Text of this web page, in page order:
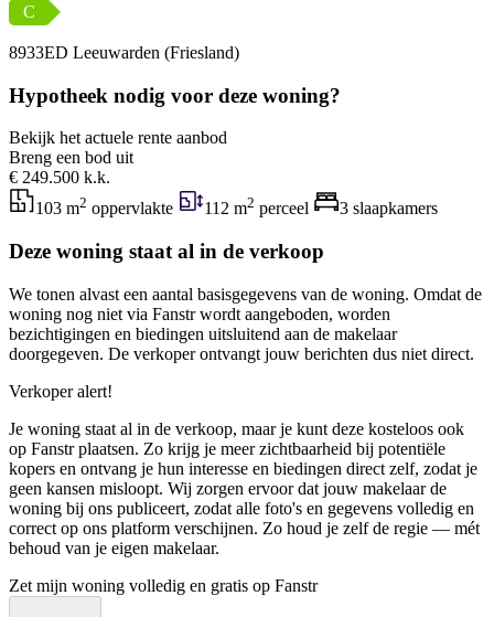
C
8933ED Leeuwarden (Friesland)
Hypotheek nodig voor deze woning?
Bekijk het actuele rente aanbod
Breng een bod uit
€ 249.500 k.k.
103 m2 oppervlakte 112 m2 perceel 3 slaapkamers
Deze woning staat al in de verkoop
We tonen alvast een aantal basisgegevens van de woning. Omdat de
woning nog niet via Fanstr wordt aangeboden, worden
bezichtigingen en biedingen uitsluitend aan de makelaar
doorgegeven. De verkoper ontvangt jouw berichten dus niet direct.
Verkoper alert!
Je woning staat al in de verkoop, maar je kunt deze kosteloos ook
op Fanstr plaatsen. Zo krijg je meer zichtbaarheid bij potentiële
kopers en ontvang je hun interesse en biedingen direct zelf, zodat je
geen kansen misloopt. Wij zorgen ervoor dat jouw makelaar de
woning bij ons publiceert, zodat alle foto's en gegevens volledig en
correct op ons platform verschijnen. Zo houd je zelf de regie — mét
behoud van je eigen makelaar.
Zet mijn woning volledig en gratis op Fanstr